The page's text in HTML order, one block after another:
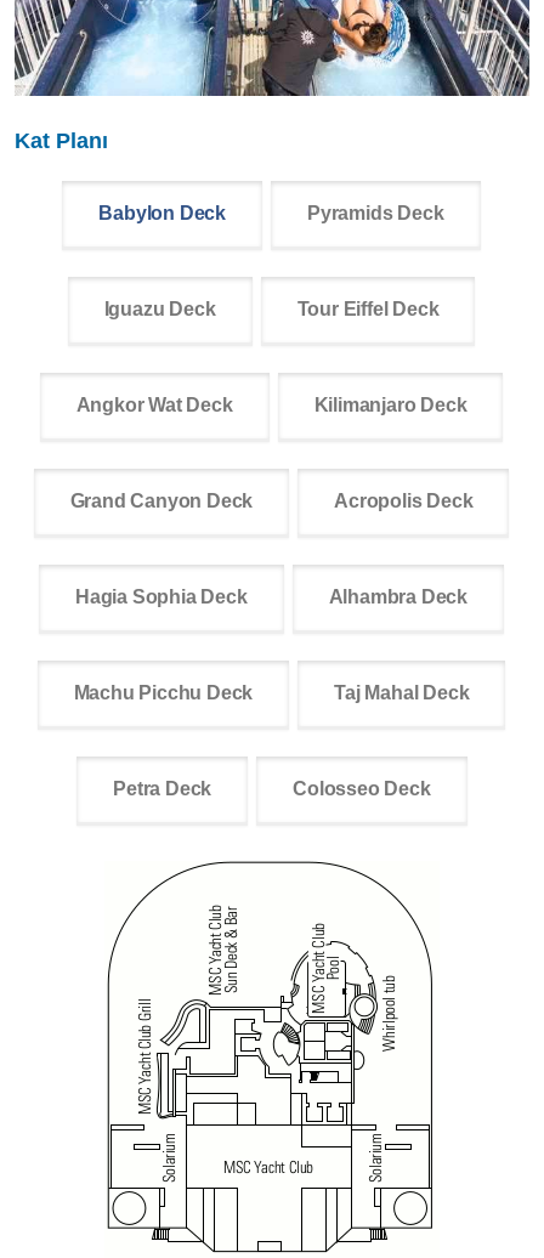
Kat Planı
Babylon Deck Pyramids Deck
Iguazu Deck Tour Eiffel Deck
Angkor Wat Deck Kilimanjaro Deck
Grand Canyon Deck Acropolis Deck
Hagia Sophia Deck Alhambra Deck
Machu Picchu Deck Taj Mahal Deck
Petra Deck Colosseo Deck